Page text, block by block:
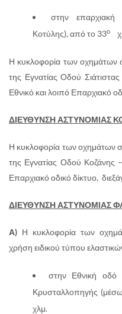
στην επαρχιακή
Κοτύλης), από το 33ο
Η κυκλοφορία των οχημάτων
της Εγνατίας Οδού
Εθνικό και λοιπό Επαρχιακό
ΔΙΕΥΘΥΝΣΗ ΑΣΤΥΝΟΜΙΑΣ
Η κυκλοφορία των οχημάτων
της Εγνατίας Οδού Κοζάνης
Επαρχιακό οδικό δίκτυο,
ΔΙΕΥΘΥΝΣΗ ΑΣΤΥΝΟΜΙΑΣ
Α) Η κυκλοφορία των
χρήση ειδικού τύπου
στην Εθνική οδό
Κρυσταλλοπηγής
χλμ.